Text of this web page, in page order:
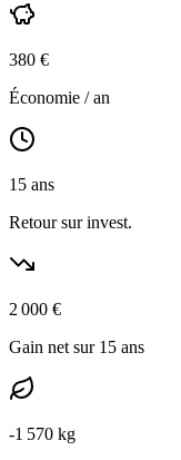
380 €
Économie / an
15 ans
Retour sur invest.
2 000 €
Gain net sur 15 ans
-1 570 kg